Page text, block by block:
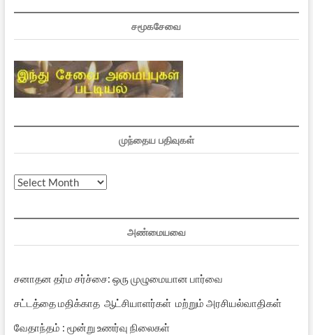
சமூகசேவை
முந்தைய பதிவுகள்
முந்தைய
அண்மையவை
சனாதன தர்ம சர்ச்சை: ஒரு முழுமையான பார்வை
சட்டத்தை மதிக்காத ஆட்சியாளர்கள் மற்றும் அரசியல்வாதிகள்
வேதாந்தம் : மூன்று உணர்வு நிலைகள்